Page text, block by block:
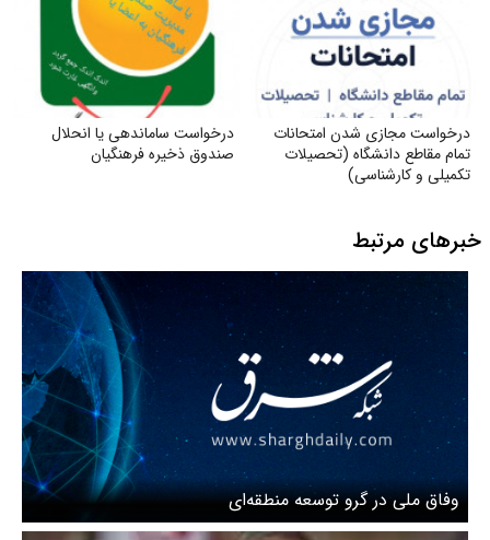
درخواست مجازی شدن امتحانات
تمام مقاطع دانشگاه (تحصیلات
تکمیلی و کارشناسی)
درخواست ساماندهی یا انحلال
صندوق ذخیره فرهنگیان
خبرهای مرتبط
وفاق ملی در گرو توسعه منطقه‌ای